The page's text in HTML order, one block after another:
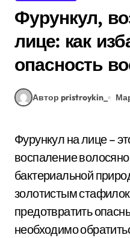
Фурункул,
лице: как
опасность
Автор pristroykin_
Фурункул на лице – это острое гнойное
воспаление
бактериальной
золотистым
предотвратить
необходимо